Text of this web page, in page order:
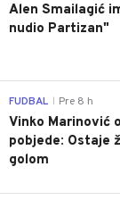
Alen Smailagić
nudio Partizan"
FUDBAL Pre 8 h
Vinko Marinović
pobjede: Ostaje
golom